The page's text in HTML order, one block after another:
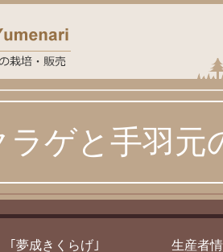
ラゲと手羽元
｢夢成きくらげ｣
生産者